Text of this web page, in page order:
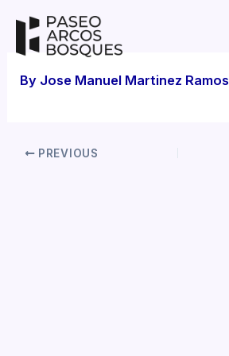
content
By Jose Manuel Martinez Ramos
PREVIOUS